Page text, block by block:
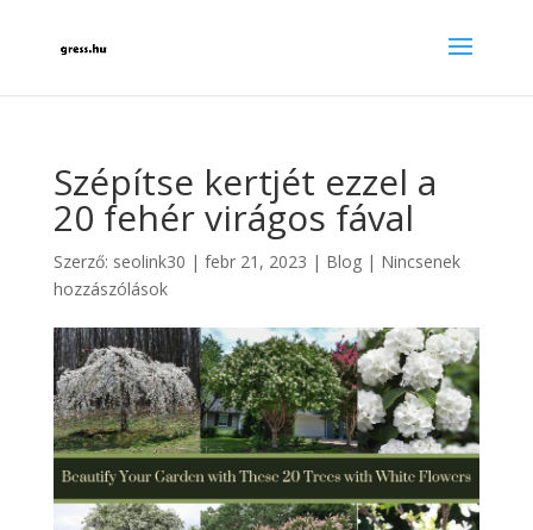
Szépítse kertjét ezzel a
20 fehér virágos fával
Szerző: seolink30 | febr 21, 2023 | Blog| Nincsenek
hozzászólások